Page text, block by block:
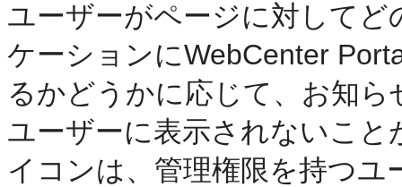
ユーザーがページに対して
ケーションにWebCenter
るかどうかに応じて、お知
ユーザーに表示されないこ
イコンは、管理権限を持つ